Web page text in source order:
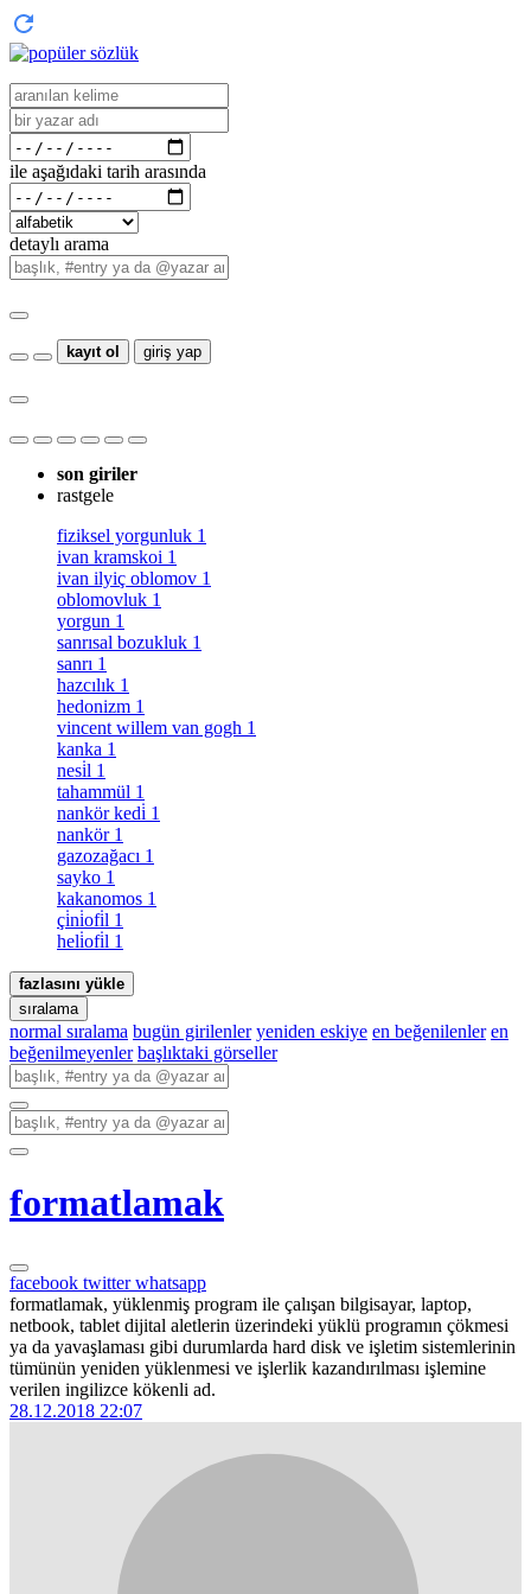
ile aşağıdaki tarih arasında
detaylı arama
kayıt ol giriş yap
son giriler
rastgele
fiziksel yorgunluk 1
ivan kramskoi 1
ivan ilyiç oblomov 1
oblomovluk 1
yorgun 1
sanrısal bozukluk 1
sanrı 1
hazcılık 1
hedonizm 1
vincent willem van gogh 1
kanka 1
nesi̇l 1
tahammül 1
nankör kedi̇ 1
nankör 1
gazozağacı 1
sayko 1
kakanomos 1
çi̇ni̇ofi̇l 1
heli̇ofi̇l 1
fazlasını yükle
sıralama
normal sıralama bugün girilenler yeniden eskiye en beğenilenler en
beğenilmeyenler başlıktaki görseller
formatlamak
facebook twitterwhatsapp
formatlamak, yüklenmiş program ile çalışan bilgisayar, laptop,
netbook, tablet dijital aletlerin üzerindeki yüklü programın çökmesi
ya da yavaşlaması gibi durumlarda hard disk ve işletim sistemlerinin
tümünün yeniden yüklenmesi ve işlerlik kazandırılması işlemine
verilen ingilizce kökenli ad.
28.12.2018 22:07